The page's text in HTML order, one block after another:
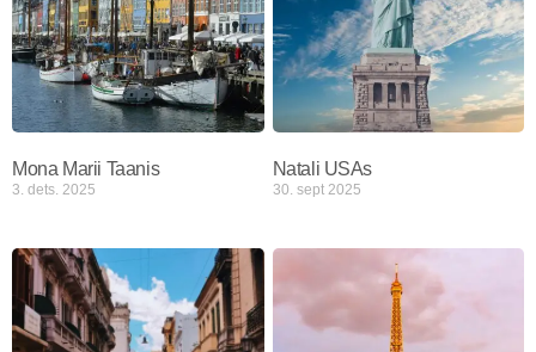
Mona Marii Taanis
3. dets. 2025
Natali USAs
30. sept 2025